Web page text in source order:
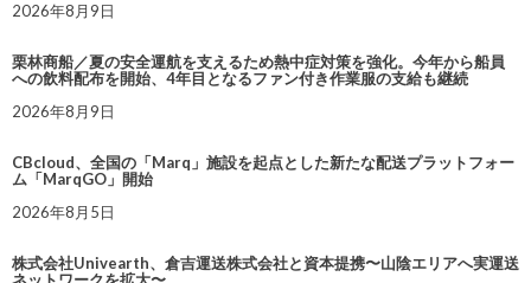
2026年8月9日
栗林商船／夏の安全運航を支えるため熱中症対策を強化。今年から船員
への飲料配布を開始、4年目となるファン付き作業服の支給も継続
2026年8月9日
CBcloud、全国の「Marq」施設を起点とした新たな配送プラットフォー
ム「MarqGO」開始
2026年8月5日
株式会社Univearth、倉吉運送株式会社と資本提携〜山陰エリアへ実運送